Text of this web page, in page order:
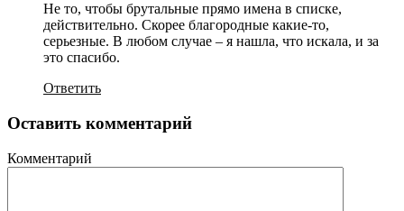
Не то, чтобы брутальные прямо имена в списке,
действительно. Скорее благородные какие-то,
серьезные. В любом случае – я нашла, что искала, и за
это спасибо.
Ответить
Оставить комментарий
Комментарий